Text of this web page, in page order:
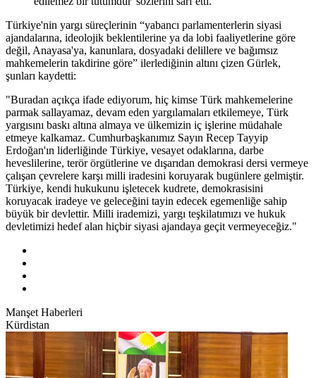
Türkiye'nin yargı süreçlerinin “yabancı parlamenterlerin siyasi
ajandalarına, ideolojik beklentilerine ya da lobi faaliyetlerine göre
değil, Anayasa'ya, kanunlara, dosyadaki delillere ve bağımsız
mahkemelerin takdirine göre” ilerlediğinin altını çizen Gürlek,
şunları kaydetti:
"Buradan açıkça ifade ediyorum, hiç kimse Türk mahkemelerine
parmak sallayamaz, devam eden yargılamaları etkilemeye, Türk
yargısını baskı altına almaya ve ülkemizin iç işlerine müdahale
etmeye kalkamaz. Cumhurbaşkanımız Sayın Recep Tayyip
Erdoğan'ın liderliğinde Türkiye, vesayet odaklarına, darbe
heveslilerine, terör örgütlerine ve dışarıdan demokrasi dersi vermeye
çalışan çevrelere karşı milli iradesini koruyarak bugünlere gelmiştir.
Türkiye, kendi hukukunu işletecek kudrete, demokrasisini
koruyacak iradeye ve geleceğini tayin edecek egemenliğe sahip
büyük bir devlettir. Milli irademizi, yargı teşkilatımızı ve hukuk
devletimizi hedef alan hiçbir siyasi ajandaya geçit vermeyeceğiz."
Manşet Haberleri
Kürdistan